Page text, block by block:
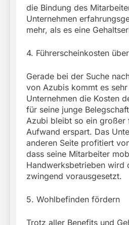
die Bindung des
Unternehmen
mehr, als es eine
4. Führerscheinkosten
Gerade bei der Suche
von Azubis kommt es
Unternehmen die Kosten
für seine junge
Azubi bleibt so ein großer
Aufwand erspart. Das
anderen Seite profitiert
dass seine Mitarbeiter
Handwerksbetrieben wird
zwingend vorausgesetzt.
5. Wohlbefinden fördern
Trotz aller Benefits und